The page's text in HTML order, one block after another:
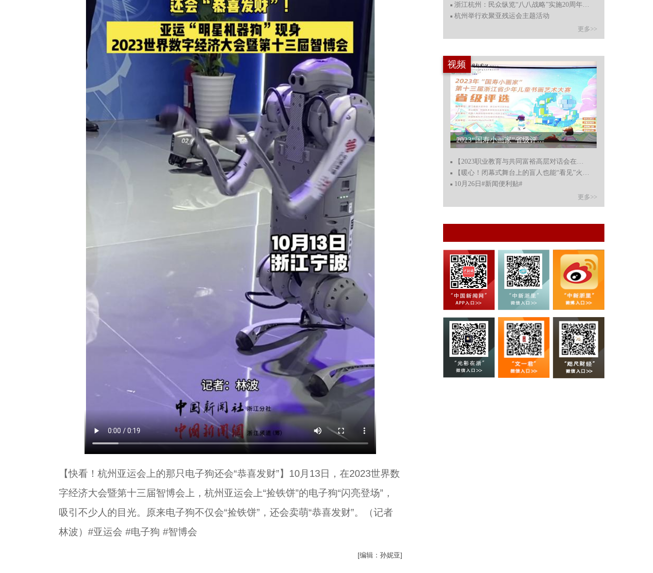
【快看！杭州亚运会上的那只电子狗还会“恭喜发财”】10月13日，在2023世界数
字经济大会暨第十三届智博会上，杭州亚运会上“捡铁饼”的电子狗“闪亮登场”，
吸引不少人的目光。原来电子狗不仅会“捡铁饼”，还会卖萌“恭喜发财”。（记者
林波）#亚运会 #电子狗 #智博会
[编辑：孙妮亚]
浙江杭州：民众纵览“八八战略”实施20周年成果
杭州举行欢聚亚残运会主题活动
更多>>
视频
2023“国寿小画家”省级评选杭州举行 多名书画专家评百强佳作...
【2023职业教育与共同富裕高层对话会在浙江永康开幕】
【暖心！闭幕式舞台上的盲人也能“看见”火炬熄灭】
10月26日#新闻便利贴#
更多>>